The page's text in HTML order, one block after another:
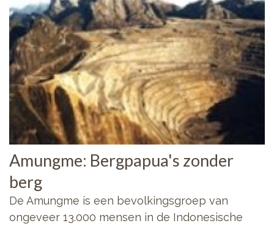
Amungme: Bergpapua's zonder
berg
De Amungme is een bevolkingsgroep van
ongeveer 13.000 mensen in de Indonesische